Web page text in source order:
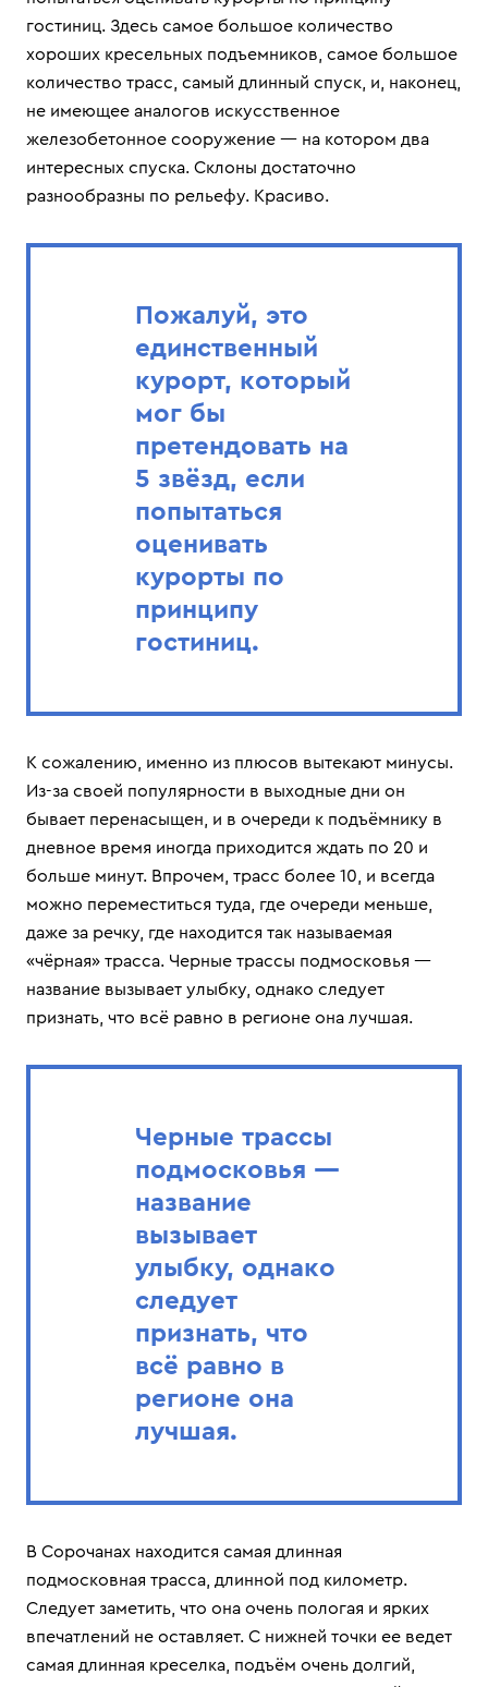
гостиниц. Здесь самое большое количество
хороших кресельных подъемников, самое большое
количество трасс, самый длинный спуск, и, наконец,
не имеющее аналогов искусственное
железобетонное сооружение — на котором два
интересных спуска. Склоны достаточно
разнообразны по рельефу. Красиво.
Пожалуй, это
единственный
курорт, который
мог бы
претендовать на
5 звёзд, если
попытаться
оценивать
курорты по
принципу
гостиниц.
К сожалению, именно из плюсов вытекают минусы.
Из-за своей популярности в выходные дни он
бывает перенасыщен, и в очереди к подъёмнику в
дневное время иногда приходится ждать по 20 и
больше минут. Впрочем, трасс более 10, и всегда
можно переместиться туда, где очереди меньше,
даже за речку, где находится так называемая
«чёрная» трасса. Черные трассы подмосковья —
название вызывает улыбку, однако следует
признать, что всё равно в регионе она лучшая.
Черные трассы
подмосковья —
название
вызывает
улыбку, однако
следует
признать, что
всё равно в
регионе она
лучшая.
В Сорочанах находится самая длинная
подмосковная трасса, длинной под километр.
Следует заметить, что она очень пологая и ярких
впечатлений не оставляет. С нижней точки ее ведет
самая длинная креселка, подъём очень долгий,